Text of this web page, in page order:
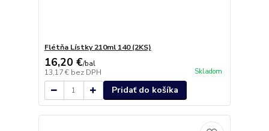
Flétňa Lístky 210ml 140 (2KS)
16,20 €/bal
13,17 € bez DPH Skladom
Pridať do košíka